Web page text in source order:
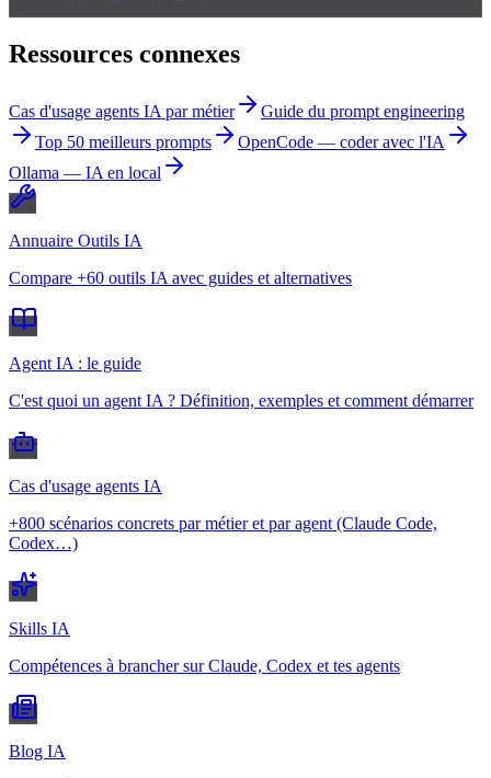
Ressources connexes
Cas d'usage agents IA par métier
Guide du prompt engineering
Top 50 meilleurs prompts
OpenCode — coder avec l'IA
Ollama — IA en local
Annuaire Outils IA
Compare +60 outils IA avec guides et alternatives
Agent IA : le guide
C'est quoi un agent IA ? Définition, exemples et comment démarrer
Cas d'usage agents IA
+800 scénarios concrets par métier et par agent (Claude Code,
Codex…)
Skills IA
Compétences à brancher sur Claude, Codex et tes agents
Blog IA